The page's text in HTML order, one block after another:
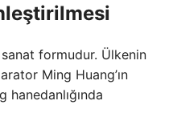
sanat formudur. Ülkenin
Ming Huang’ın